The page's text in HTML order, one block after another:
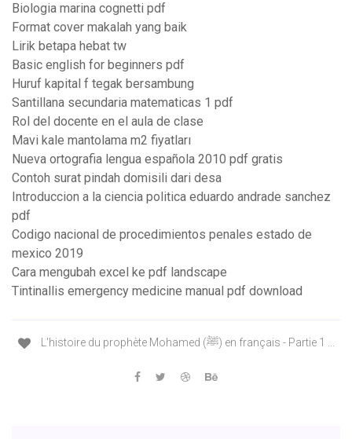
Biologia marina cognetti pdf
Format cover makalah yang baik
Lirik betapa hebat tw
Basic english for beginners pdf
Huruf kapital f tegak bersambung
Santillana secundaria matematicas 1 pdf
Rol del docente en el aula de clase
Mavi kale mantolama m2 fiyatları
Nueva ortografia lengua española 2010 pdf gratis
Contoh surat pindah domisili dari desa
Introduccion a la ciencia politica eduardo andrade sanchez
pdf
Codigo nacional de procedimientos penales estado de
mexico 2019
Cara mengubah excel ke pdf landscape
Tintinallis emergency medicine manual pdf download
L'histoire du prophète Mohamed (ﷺ) en français - Partie 1 ...